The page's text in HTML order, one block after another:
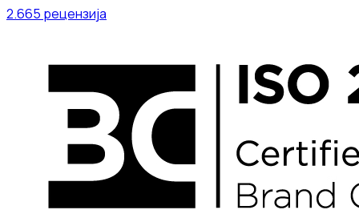
2.665 рецензија